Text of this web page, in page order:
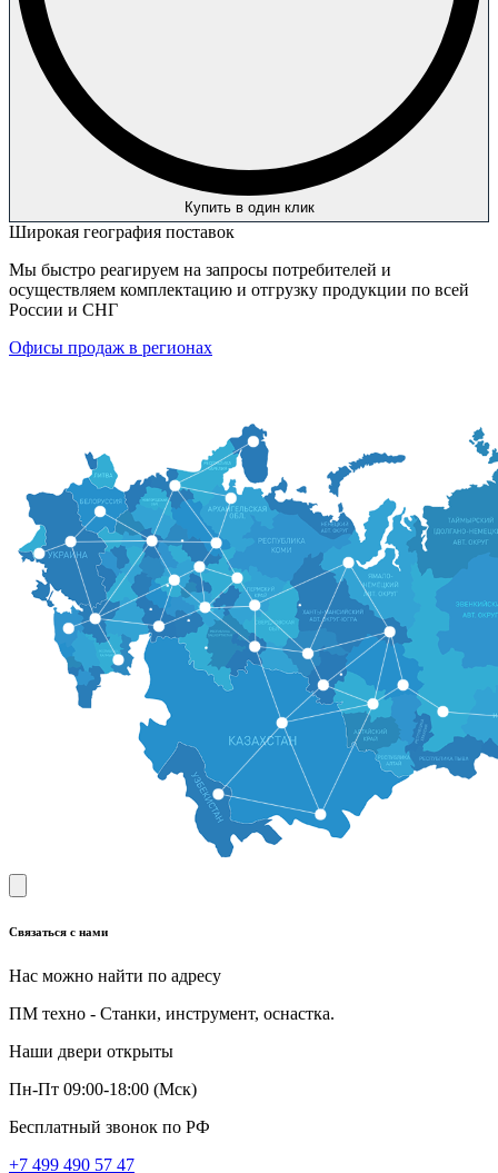
Купить в один клик
Широкая география поставок
Мы быстро реагируем на запросы потребителей и
осуществляем комплектацию и отгрузку продукции по всей
России и СНГ
Офисы продаж в регионах
Связаться с нами
Нас можно найти по адресу
ПМ техно - Станки, инструмент, оснастка.
Наши двери открыты
Пн-Пт 09:00-18:00 (Мск)
Бесплатный звонок по РФ
+7 499 490 57 47